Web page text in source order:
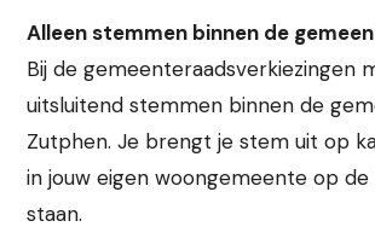
Alleen stemmen binnen de
Bij de gemeenteraadsverkiezingen
uitsluitend stemmen binnen de
Zutphen. Je brengt je stem uit op
in jouw eigen woongemeente op de
staan.